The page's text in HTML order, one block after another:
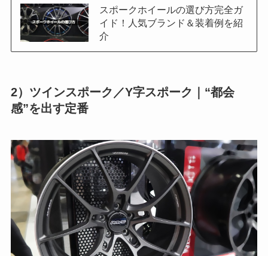
スポークホイールの選び方完全ガ
イド！人気ブランド＆装着例を紹
介
2）ツインスポーク／Y字スポーク｜“都会
感”を出す定番